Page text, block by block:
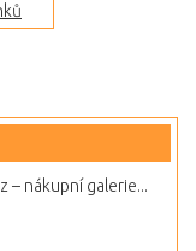
– nákupní galerie...